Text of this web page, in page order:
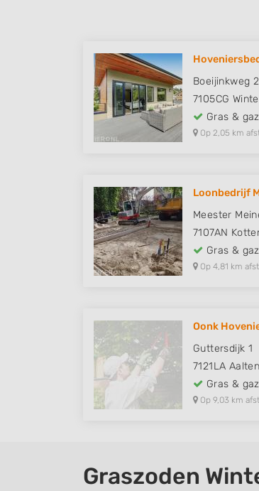
Boeijinkweg 2
7105CG
Gras &
Op 2,05 km
Loonbedrijf
Meester
7107AN
Gras &
Op 4,81 km
Oonk
Guttersdijk 1
7121LA Aalten
Gras &
Op 9,03 km
Graszoden